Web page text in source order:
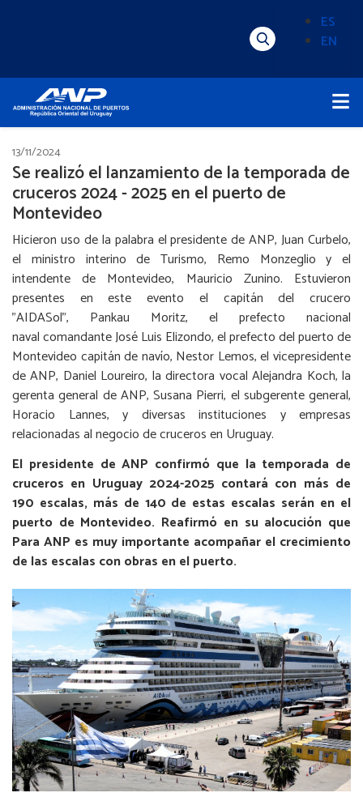
idioma
(Content)
ES
EN
Menú
Principal
13/11/2024
Se realizó el lanzamiento de la temporada de
cruceros 2024 - 2025 en el puerto de
Montevideo
Hicieron uso de la palabra el presidente de ANP, Juan Curbelo,
el ministro interino de Turismo, Remo Monzeglio y el
intendente de Montevideo, Mauricio Zunino. Estuvieron
presentes en este evento el capitán del crucero
"AIDASol", Pankau Moritz, el prefecto nacional
naval comandante José Luis Elizondo, el prefecto del puerto de
Montevideo capitán de navío, Nestor Lemos, el vicepresidente
de ANP, Daniel Loureiro, la directora vocal Alejandra Koch, la
gerenta general de ANP, Susana Pierri, el subgerente general,
Horacio Lannes, y diversas instituciones y empresas
relacionadas al negocio de cruceros en Uruguay.
El presidente de ANP confirmó que la temporada de
cruceros en Uruguay 2024-2025 contará con más de
190 escalas, más de 140 de estas escalas serán en el
puerto de Montevideo. Reafirmó en su alocución que
Para ANP es muy importante acompañar el crecimiento
de las escalas con obras en el puerto.